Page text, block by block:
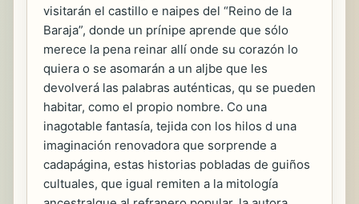
visitarán el castillo e naipes del “Reino de la
Baraja”, donde un prínipe aprende que sólo
merece la pena reinar allí onde su corazón lo
quiera o se asomarán a un aljbe que les
devolverá las palabras auténticas, qu se pueden
habitar, como el propio nombre. Co una
inagotable fantasía, tejida con los hilos d una
imaginación renovadora que sorprende a
cadapágina, estas historias pobladas de guiños
cultuales, que igual remiten a la mitología